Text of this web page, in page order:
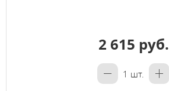
2 615 руб.
1 шт.